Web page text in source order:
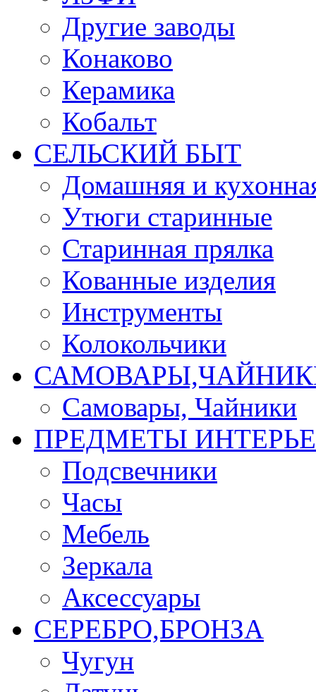
Другие заводы
Конаково
Керамика
Кобальт
СЕЛЬСКИЙ БЫТ
Домашняя и
Утюги старинные
Старинная прялка
Кованные изделия
Инструменты
Колокольчики
Самовары, Чайники
ПРЕДМЕТЫ
Подсвечники
Часы
Мебель
Зеркала
Аксессуары
СЕРЕБРО,БРОНЗА
Чугун